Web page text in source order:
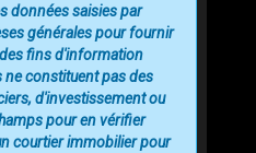
données saisies par
générales pour fournir
fins d'information
ne constituent pas des
d'investissement ou
pour en vérifier
courtier immobilier pour